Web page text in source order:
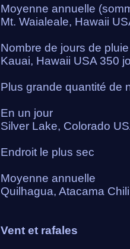
Moyenne annuelle
Mt. Waialeale, Hawaii
Nombre de jours de pluie
Kauai, Hawaii USA 350
Plus grande quantité de
En un jour
Silver Lake, Colorado
Endroit le plus sec
Moyenne annuelle
Quilhagua, Atacama
Vent et rafales